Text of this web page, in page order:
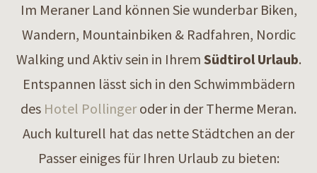
Im Meraner Land können Sie wunderbar Biken,
Wandern, Mountainbiken & Radfahren, Nordic
Walking und Aktiv sein in Ihrem Südtirol Urlaub.
Entspannen lässt sich in den Schwimmbädern
des Hotel Pollingeroder in der Therme Meran.
Auch kulturell hat das nette Städtchen an der
Passer einiges für Ihren Urlaub zu bieten: